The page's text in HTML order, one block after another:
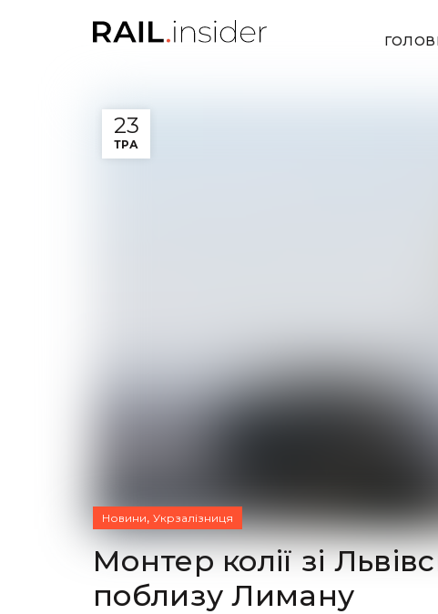
23
ТРА
Новини, Укрзалізниця
Монтер колії зі
поблизу Лиману